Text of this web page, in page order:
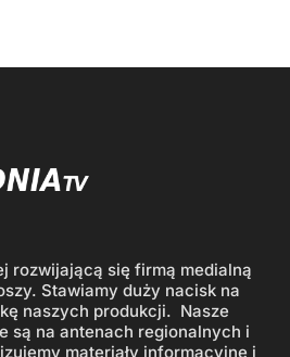
rozwijającą się firmą medialną
Stawiamy duży nacisk na
naszych produkcji. Nasze
są na antenach regionalnych i
materiały informacyjne i